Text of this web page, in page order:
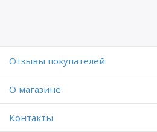
Отзывы покупателей
O магазине
Контакты